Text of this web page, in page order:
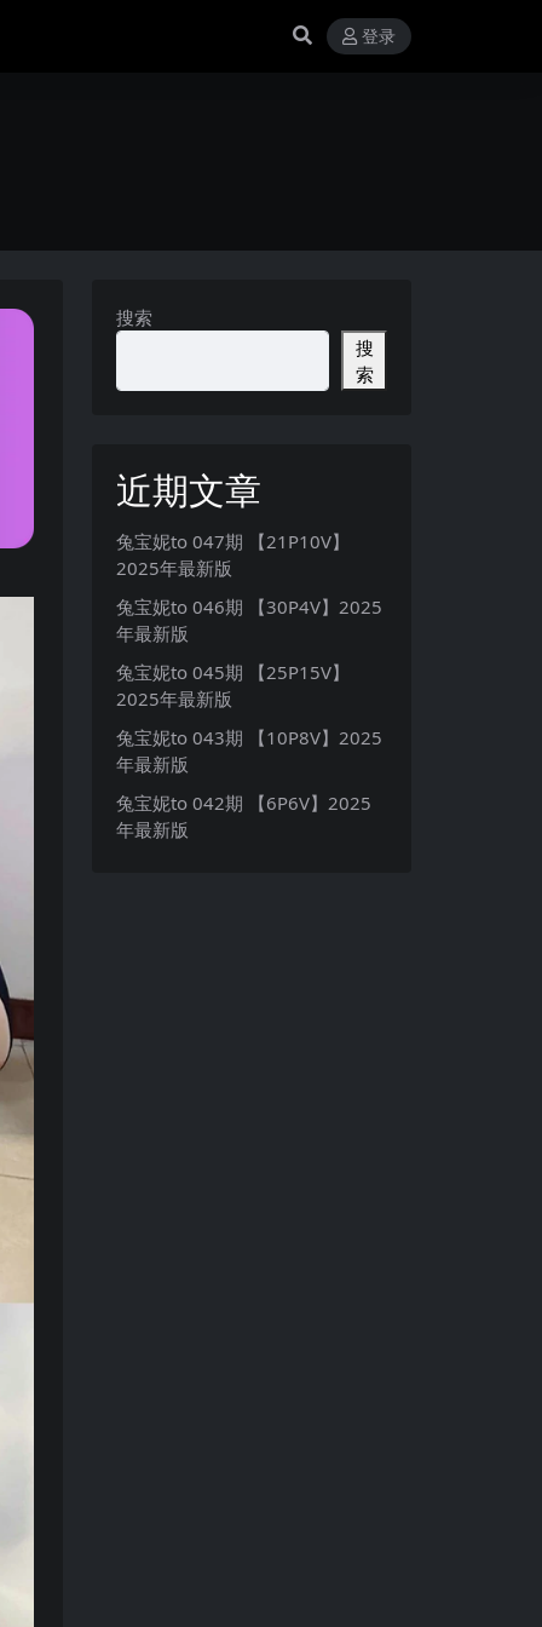
登录
搜索
搜
索
近期文章
兔宝妮to 047期 【21P10V】
2025年最新版
兔宝妮to 046期 【30P4V】2025
年最新版
兔宝妮to 045期 【25P15V】
2025年最新版
兔宝妮to 043期 【10P8V】2025
年最新版
兔宝妮to 042期 【6P6V】2025
年最新版